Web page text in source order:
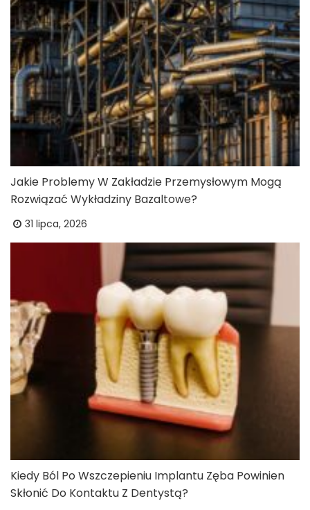
Jakie Problemy W Zakładzie Przemysłowym Mogą
Rozwiązać Wykładziny Bazaltowe?
31 lipca, 2026
Kiedy Ból Po Wszczepieniu Implantu Zęba Powinien
Skłonić Do Kontaktu Z Dentystą?